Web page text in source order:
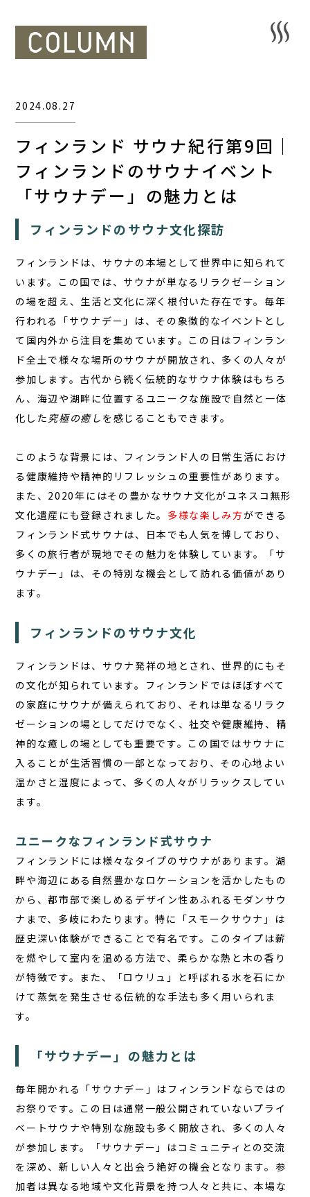
TOP
サウナ
宿泊
食事
アクティビティ
１日の過ごし方
FAQ
JA
EN
栃木県那須町簑沢563-4旧美野沢小学校
0287-73-5333（9:30～20:00）
フィンランド サウナ紀行第9回｜
フィンランドのサウナイベント
「サウナデー」の魅力とは
2024.08.27
フィンランドのサウナ文化探訪
フィンランドは、 サウナの本場 として世界中に知られて
います。この国では、サウナが単なるリラクゼーション
の場を超え、生活と文化に深く根付いた存在です。毎年
行われる「サウナデー」は、その象徴的なイベントとし
て国内外から注目を集めています。この日はフィンラン
ド全土で様々な場所のサウナが開放され、多くの人々が
参加します。古代から続く伝統的なサウナ体験はもちろ
ん、海辺や湖畔に位置するユニークな施設で自然と一体
化した 究極の癒し を感じることもできます。
このような背景には、フィンランド人の日常生活におけ
る健康維持 や精神的リフレッシュの重要性があります。
また、2020年にはその豊かなサウナ文化がユネスコ無形
文化遺産にも登録されました。 多様な楽しみ方ができる
フィンランド式サウナは、日本でも人気を博しており、
多くの旅行者が現地でその魅力を体験しています。「サ
ウナデー」は、その特別な機会として訪れる価値があり
ます。
フィンランドのサウナ文化
フィンランドは、サウナ発祥の地とされ、世界的にもそ
の文化が知られています。フィンランドではほぼすべて
の家庭にサウナが備えられており、それは単なるリラク
ゼーションの場としてだけでなく、社交や健康維持、精
神的な癒しの場 としても重要です。この国ではサウナに
入ることが生活習慣の一部となっており、その心地よい
温かさと湿度によって、多くの人々がリラックスしてい
ます。
ユニークなフィンランド式サウナ
フィンランドには様々なタイプのサウナがあります。湖
畔や海辺にある自然豊かなロケーションを活かしたもの
から、都市部で楽しめるデザイン性あふれるモダンサウ
ナまで、多岐にわたります。特に「スモークサウナ」は
歴史深い体験ができることで有名です。このタイプは薪
を燃やして室内を温める方法で、柔らかな熱と木の香り
が特徴です。また、「ロウリュ」と呼ばれる水を石にか
けて蒸気を発生させる伝統的な手法も多く用いられま
す。
「サウナデー」の魅力とは
毎年開かれる「サウナデー」はフィンランドならではの
お祭りです。この日は通常一般公開されていないプライ
ベートサウナや特別な施設も多く開放され、多くの人々
が参加します。「サウナデー」はコミュニティとの交流
を深め、新しい人々と出会う絶好の機会となります。参
加者は異なる地域や文化背景を持つ人々と共に、本場な